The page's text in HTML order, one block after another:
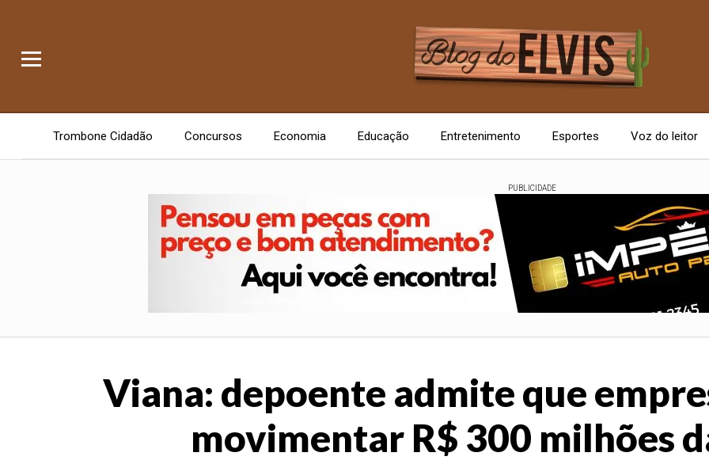
Trombone Cidadão Concursos Economia Educação Entretenimento Esportes Voz do leitor
PUBLICIDADE
Viana: depoente admite que
movimentar R$ 300 milhões